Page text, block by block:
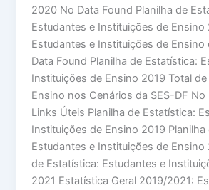
2020 No Data Found Planilha de
Estudantes e Instituições de Ensino
Estudantes e Instituições de Ensino
Data Found Planilha de Estatística:
Instituições de Ensino 2019 Total
Ensino nos Cenários da SES-DF No
Links Úteis Planilha de Estatística:
Instituições de Ensino 2019 Planilha
Estudantes e Instituições de Ensino
de Estatística: Estudantes e
2021 Estatística Geral 2019/2021: